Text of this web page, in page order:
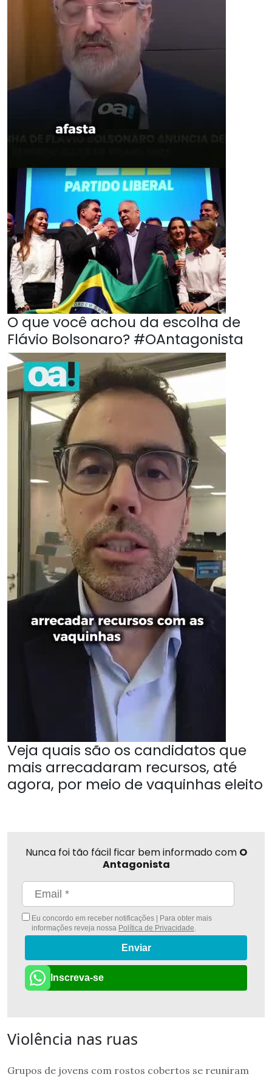
O que você achou da escolha de
Flávio Bolsonaro? #OAntagonista
Veja quais são os candidatos que
mais arrecadaram recursos, até
agora, por meio de vaquinhas eleito
Nunca foi tão fácil ficar bem informado com O
Antagonista
Eu concordo em receber notificações | Para obter mais
informações reveja nossa Política de Privacidade.
Enviar
Inscreva-se
Violência nas ruas
Grupos de jovens com rostos cobertos se reuniram